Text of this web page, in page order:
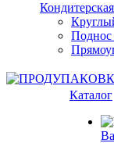
Поднос
Каталог